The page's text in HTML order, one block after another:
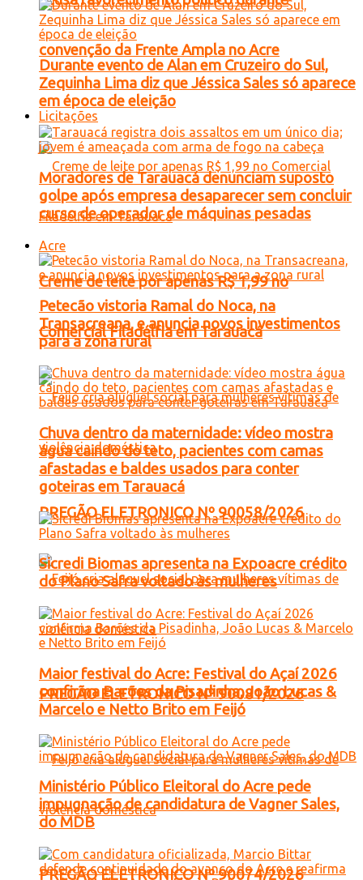
convenção da Frente Ampla no Acre
Licitações
Creme de leite por apenas R$ 1,99 no
Comercial Filadélfia em Tarauacá
PREGÃO ELETRONICO Nº 90058/2026
PREGÃO ELETRONICO Nº 90081/2026
PREGÃO ELETRONICO Nº 90074/2026
Durante evento de Alan em Cruzeiro do Sul,
Zequinha Lima diz que Jéssica Sales só aparece
em época de eleição
Moradores de Tarauacá denunciam suposto
golpe após empresa desaparecer sem concluir
curso de operador de máquinas pesadas
Acre
Petecão vistoria Ramal do Noca, na
Transacreana, e anuncia novos investimentos
para a zona rural
Chuva dentro da maternidade: vídeo mostra
água caindo do teto, pacientes com camas
afastadas e baldes usados para conter
goteiras em Tarauacá
Sicredi Biomas apresenta na Expoacre crédito
do Plano Safra voltado às mulheres
Maior festival do Acre: Festival do Açaí 2026
confirma Barões da Pisadinha, João Lucas &
Marcelo e Netto Brito em Feijó
Ministério Público Eleitoral do Acre pede
impugnação de candidatura de Vagner Sales,
do MDB